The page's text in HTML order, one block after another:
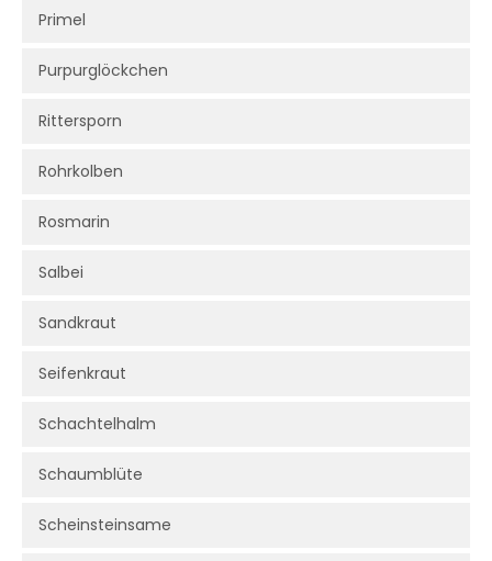
Primel
Purpurglöckchen
Rittersporn
Rohrkolben
Rosmarin
Salbei
Sandkraut
Seifenkraut
Schachtelhalm
Schaumblüte
Scheinsteinsame